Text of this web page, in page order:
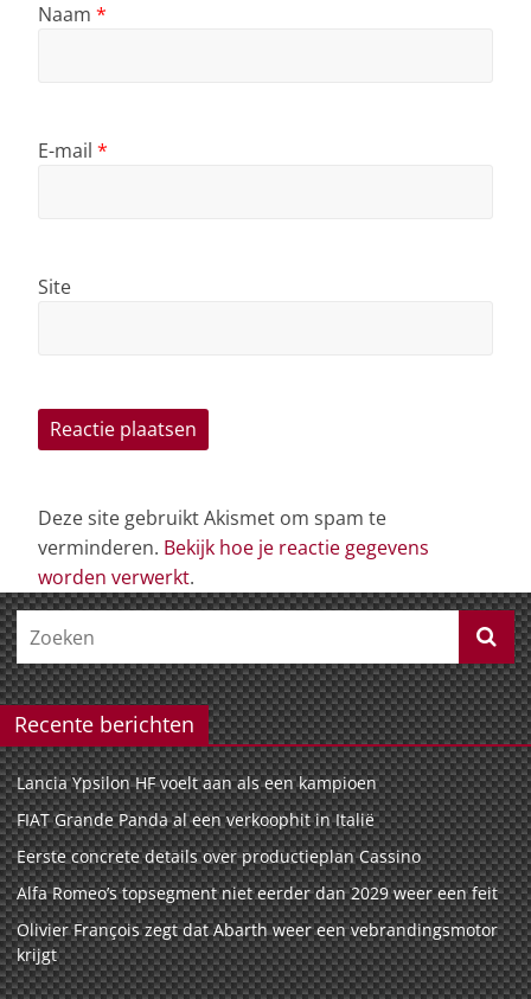
Naam *
E-mail *
Site
Deze site gebruikt Akismet om spam te
verminderen. Bekijk hoe je reactie gegevens
worden verwerkt.
Recente berichten
Lancia Ypsilon HF voelt aan als een kampioen
FIAT Grande Panda al een verkoophit in Italië
Eerste concrete details over productieplan Cassino
Alfa Romeo’s topsegment niet eerder dan 2029 weer een feit
Olivier François zegt dat Abarth weer een vebrandingsmotor
krijgt